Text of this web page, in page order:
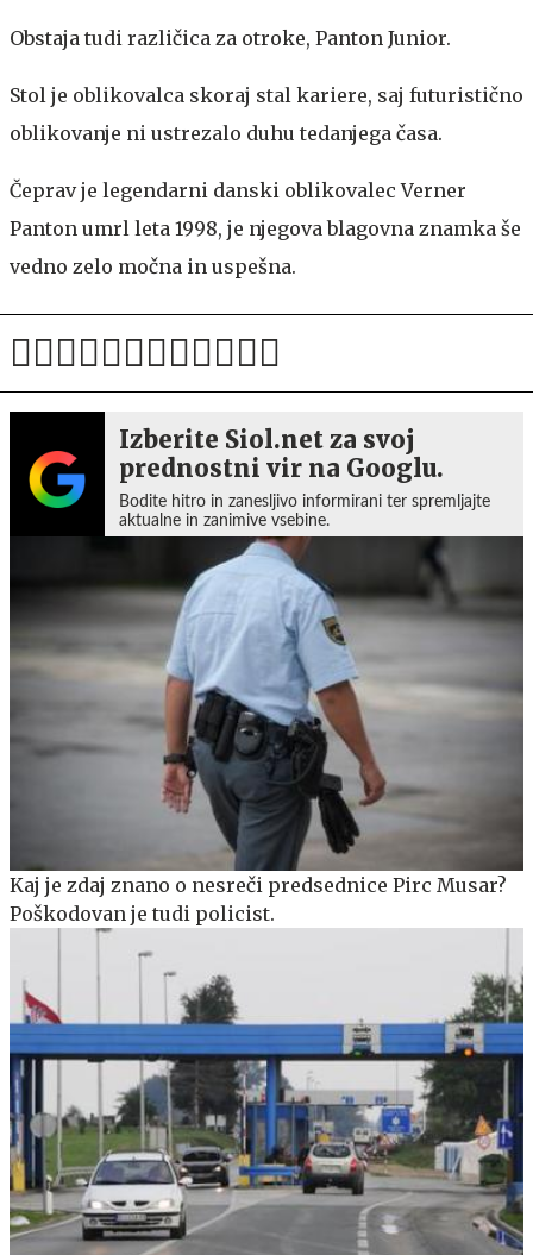
Obstaja tudi različica za otroke, Panton Junior.
Stol je oblikovalca skoraj stal kariere, saj futuristično
oblikovanje ni ustrezalo duhu tedanjega časa.
Čeprav je legendarni danski oblikovalec Verner
Panton umrl leta 1998, je njegova blagovna znamka še
vedno zelo močna in uspešna.
Izberite Siol.net za svoj
prednostni vir na Googlu.
Bodite hitro in zanesljivo informirani ter spremljajte
aktualne in zanimive vsebine.
Kaj je zdaj znano o nesreči predsednice Pirc Musar?
Poškodovan je tudi policist.